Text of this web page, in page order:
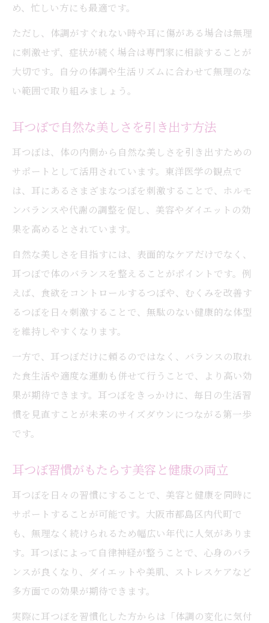
め、忙しい方にも最適です。
ただし、体調がすぐれない時や耳に傷がある場合は無理
に刺激せず、症状が続く場合は専門家に相談することが
大切です。自分の体調や生活リズムに合わせて無理のな
い範囲で取り組みましょう。
耳つぼで自然な美しさを引き出す方法
耳つぼは、体の内側から自然な美しさを引き出すための
サポートとして活用されています。東洋医学の観点で
は、耳にあるさまざまなつぼを刺激することで、ホルモ
ンバランスや代謝の調整を促し、美容やダイエットの効
果を高めるとされています。
自然な美しさを目指すには、表面的なケアだけでなく、
耳つぼで体のバランスを整えることがポイントです。例
えば、食欲をコントロールするつぼや、むくみを改善す
るつぼを日々刺激することで、無駄のない健康的な体型
を維持しやすくなります。
一方で、耳つぼだけに頼るのではなく、バランスの取れ
た食生活や適度な運動も併せて行うことで、より高い効
果が期待できます。耳つぼをきっかけに、毎日の生活習
慣を見直すことが未来のサイズダウンにつながる第一歩
です。
耳つぼ習慣がもたらす美容と健康の両立
耳つぼを日々の習慣にすることで、美容と健康を同時に
サポートすることが可能です。大阪市都島区内代町で
も、無理なく続けられるため幅広い年代に人気がありま
す。耳つぼによって自律神経が整うことで、心身のバラ
ンスが良くなり、ダイエットや美肌、ストレスケアなど
多方面での効果が期待できます。
実際に耳つぼを習慣化した方からは「体調の変化に気付